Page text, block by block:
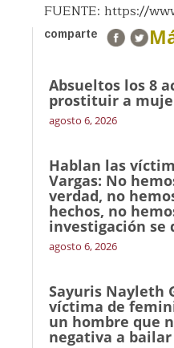
FUENTE: https://
comparte
Absueltos los 8
prostituir a
agosto 6, 2026
Hablan las
Vargas: No
verdad, no
hechos, no
investigación se
agosto 6, 2026
Sayuris Nayleth
víctima de
un hombre que
negativa a bailar